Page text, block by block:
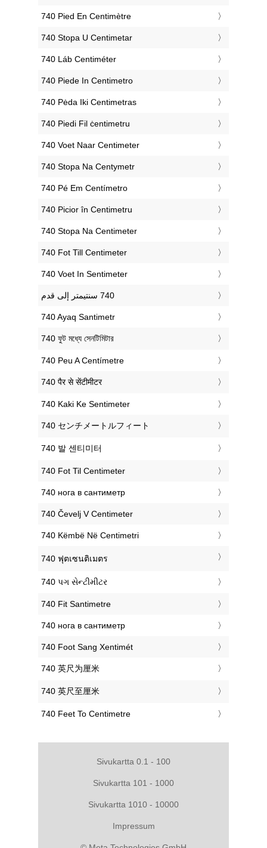
‎740 Pied En Centimètre
‎740 Stopa U Centimetar
‎740 Láb Centiméter
‎740 Piede In Centimetro
‎740 Pėda Iki Centimetras
‎740 Piedi Fil ċentimetru
‎740 Voet Naar Centimeter
‎740 Stopa Na Centymetr
‎740 Pé Em Centímetro
‎740 Picior în Centimetru
‎740 Stopa Na Centimeter
‎740 Fot Till Centimeter
‎740 Voet In Sentimeter
‎740 Ayaq Santimetr
‎740 ফুট মধ্যে সেনটিমিটার
‎740 Peu A Centímetre
‎740 पैर से सेंटीमीटर
‎740 Kaki Ke Sentimeter
‎740 センチメートルフィート
‎740 발 센티미터
‎740 Fot Til Centimeter
‎740 нога в сантиметр
‎740 Čevelj V Centimeter
‎740 Këmbë Në Centimetri
‎740 ฟุตเซนติเมตร
‎740 પગ સેન્ટીમીટર
‎740 Fit Santimetre
‎740 нога в сантиметр
‎740 Foot Sang Xentimét
‎740 英尺为厘米
‎740 英尺至厘米
‎740 Feet To Centimetre
Sivukartta 0.1 - 100
Sivukartta 101 - 1000
Sivukartta 1010 - 10000
Impressum